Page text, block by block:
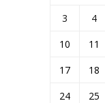
3
4
10
11
17
18
24
25